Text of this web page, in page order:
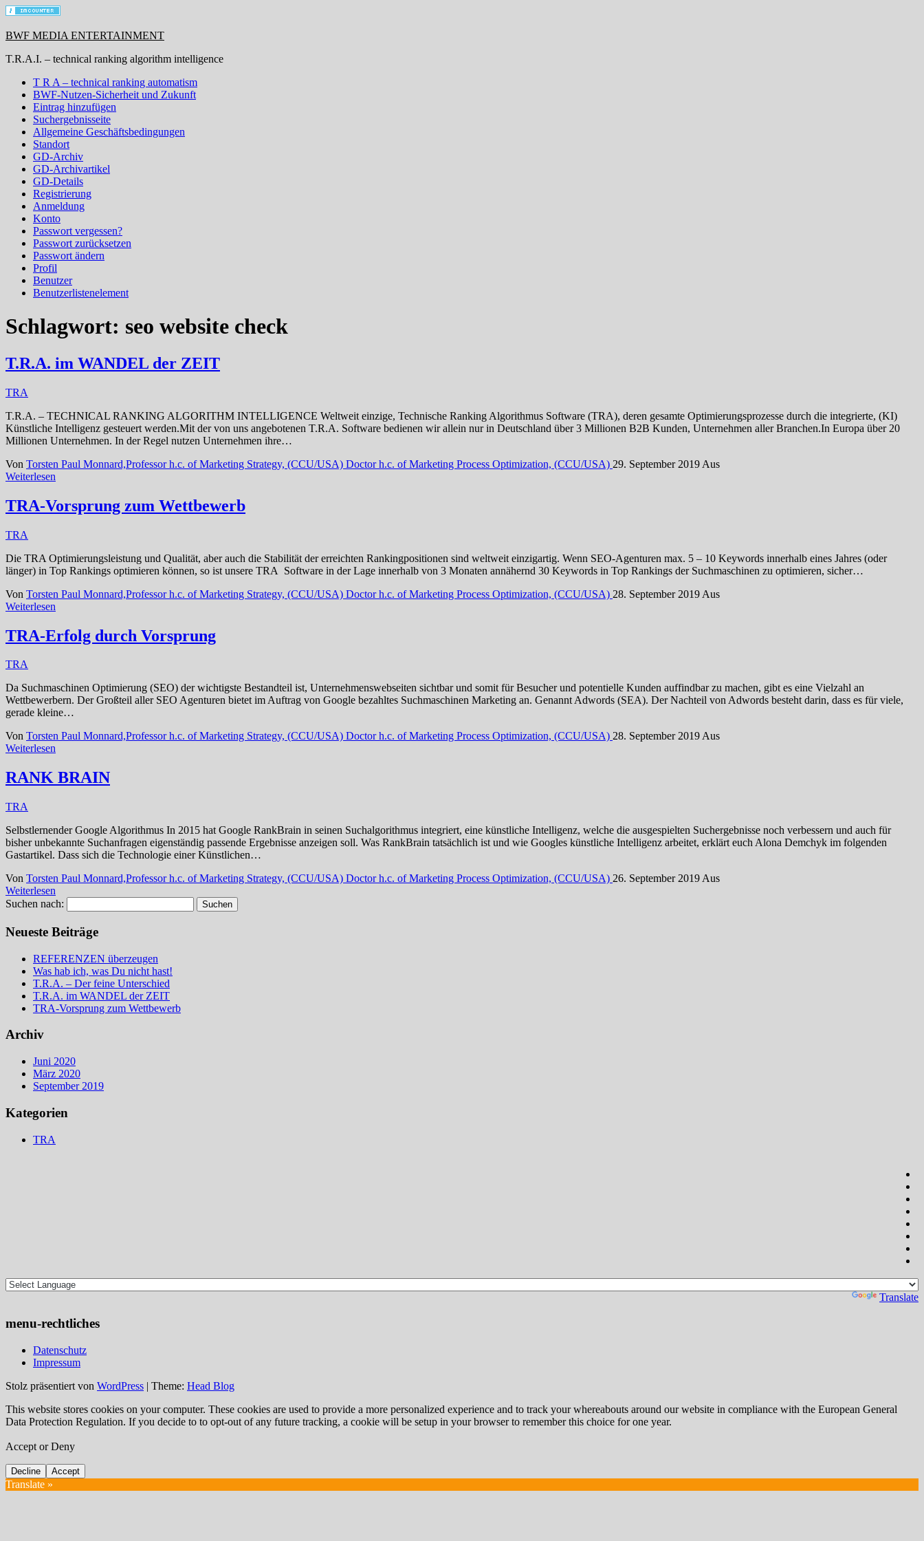
BWF MEDIA ENTERTAINMENT
T.R.A.I. – technical ranking algorithm intelligence
T R A – technical ranking automatism
BWF-Nutzen-Sicherheit und Zukunft
Eintrag hinzufügen
Suchergebnisseite
Allgemeine Geschäftsbedingungen
Standort
GD-Archiv
GD-Archivartikel
GD-Details
Registrierung
Anmeldung
Konto
Passwort vergessen?
Passwort zurücksetzen
Passwort ändern
Profil
Benutzer
Benutzerlistenelement
Schlagwort: seo website check
T.R.A. im WANDEL der ZEIT
TRA
T.R.A. – TECHNICAL RANKING ALGORITHM INTELLIGENCE Weltweit einzige, Technische Ranking Algorithmus Software (TRA), deren gesamte Optimierungsprozesse durch die integrierte, (KI)
Künstliche Intelligenz gesteuert werden.Mit der von uns angebotenen T.R.A. Software bedienen wir allein nur in Deutschland über 3 Millionen B2B Kunden, Unternehmen aller Branchen.In Europa über 20
Millionen Unternehmen. In der Regel nutzen Unternehmen ihre…
Von Torsten Paul Monnard,Professor h.c. of Marketing Strategy, (CCU/USA) Doctor h.c. of Marketing Process Optimization, (CCU/USA) 29. September 2019 Aus
Weiterlesen
TRA-Vorsprung zum Wettbewerb
TRA
Die TRA Optimierungsleistung und Qualität, aber auch die Stabilität der erreichten Rankingpositionen sind weltweit einzigartig. Wenn SEO-Agenturen max. 5 – 10 Keywords innerhalb eines Jahres (oder
länger) in Top Rankings optimieren können, so ist unsere TRA Software in der Lage innerhalb von 3 Monaten annähernd 30 Keywords in Top Rankings der Suchmaschinen zu optimieren, sicher…
Von Torsten Paul Monnard,Professor h.c. of Marketing Strategy, (CCU/USA) Doctor h.c. of Marketing Process Optimization, (CCU/USA) 28. September 2019 Aus
Weiterlesen
TRA-Erfolg durch Vorsprung
TRA
Da Suchmaschinen Optimierung (SEO) der wichtigste Bestandteil ist, Unternehmenswebseiten sichtbar und somit für Besucher und potentielle Kunden auffindbar zu machen, gibt es eine Vielzahl an
Wettbewerbern. Der Großteil aller SEO Agenturen bietet im Auftrag von Google bezahltes Suchmaschinen Marketing an. Genannt Adwords (SEA). Der Nachteil von Adwords besteht darin, dass es für viele,
gerade kleine…
Von Torsten Paul Monnard,Professor h.c. of Marketing Strategy, (CCU/USA) Doctor h.c. of Marketing Process Optimization, (CCU/USA) 28. September 2019Aus
Weiterlesen
RANK BRAIN
TRA
Selbstlernender Google Algorithmus In 2015 hat Google RankBrain in seinen Suchalgorithmus integriert, eine künstliche Intelligenz, welche die ausgespielten Suchergebnisse noch verbessern und auch für
bisher unbekannte Suchanfragen eigenständig passende Ergebnisse anzeigen soll. Was RankBrain tatsächlich ist und wie Googles künstliche Intelligenz arbeitet, erklärt euch Alona Demchyk im folgenden
Gastartikel. Dass sich die Technologie einer Künstlichen…
Von Torsten Paul Monnard,Professor h.c. of Marketing Strategy, (CCU/USA) Doctor h.c. of Marketing Process Optimization, (CCU/USA) 26. September 2019 Aus
Weiterlesen
Suchen nach:
Neueste Beiträge
REFERENZEN überzeugen
Was hab ich, was Du nicht hast!
T.R.A. – Der feine Unterschied
T.R.A. im WANDEL der ZEIT
TRA-Vorsprung zum Wettbewerb
Archiv
Juni 2020
März 2020
September 2019
Kategorien
TRA
Translate
menu-rechtliches
Datenschutz
Impressum
Stolz präsentiert von WordPress | Theme: Head Blog
This website stores cookies on your computer. These cookies are used to provide a more personalized experience and to track your whereabouts around our website in compliance with the European General
Data Protection Regulation. If you decide to to opt-out of any future tracking, a cookie will be setup in your browser to remember this choice for one year.
Accept or Deny
Decline Accept
Translate »